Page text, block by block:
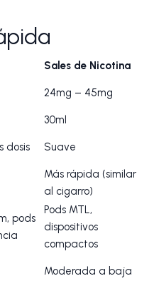
Sales de Nicotina
24mg – 45mg
30ml
dosis Suave
Más rápida (similar
al cigarro)
pods
Pods MTL,
dispositivos
compactos
Moderada a baja